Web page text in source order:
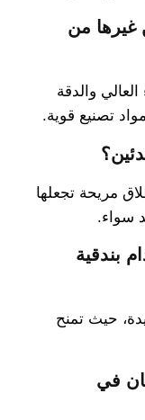
غيرها من
العالي والدقة
تصنيع قوية.
مريحة تجعلها
سواء.
بندقية
حيث تمنح
في